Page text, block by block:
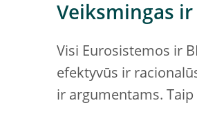
Veiksmingas
Visi Eurosistemos ir
efektyvūs ir
ir argumentams.